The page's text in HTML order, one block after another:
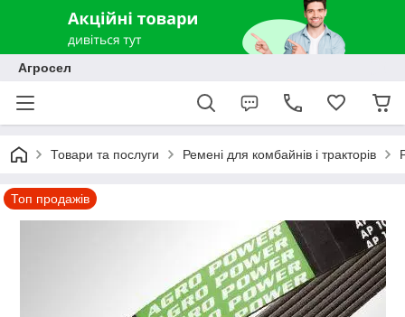
Агросел
Товари та послуги Ремені для комбайнів і тракторів
Топ продажів